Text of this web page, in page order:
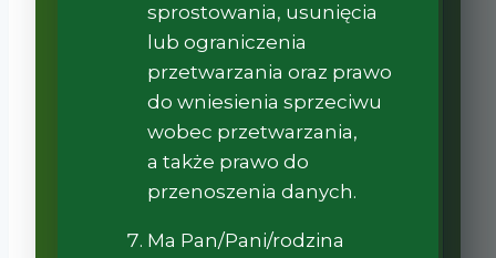
sprostowania, usunięcia
lub ograniczenia
przetwarzania oraz prawo
do wniesienia sprzeciwu
wobec przetwarzania,
a także prawo do
przenoszenia danych.
Ma Pan/Pani/rodzina